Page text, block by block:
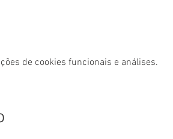
de cookies funcionais e análises.